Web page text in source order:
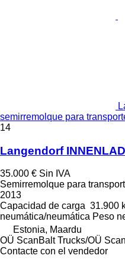
semirremolque para
14
Langendorf
35.000 € Sin IVA
Semirremolque para
2013
Capacidad de carga 31.900
neumática/neumática Peso
Estonia, Maardu
OÜ ScanBalt Trucks/OÜ
Contacte con el vendedor